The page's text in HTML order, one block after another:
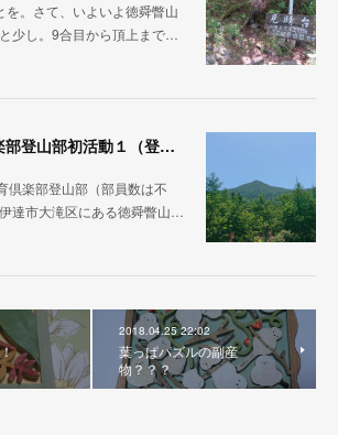
。さて、いよいよ徳舜瞥山
少し。9合目から頂上まで…
【ようてい木育倶楽部登山部初活動１（登山口～9合目）】
倶楽部登山部（部員数は不
達市大滝区にある徳舜瞥山…
2018.04.25 22:02
葉っぱパズルの副産
物？？？